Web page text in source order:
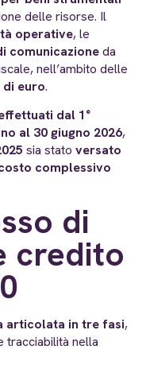
delle risorse. Il
operative, le
comunicazioneda
nell’ambito delle
euro.
dal 1°
al 30 giugno 2026,
sia stato versato
complessivo
di
credito
articolata in tre fasi,
tracciabilità nella